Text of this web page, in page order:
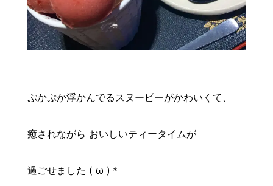
ぷかぷか浮かんでるスヌーピーがかわいくて、
癒されながら おいしいティータイムが
過ごせました ( ω )＊